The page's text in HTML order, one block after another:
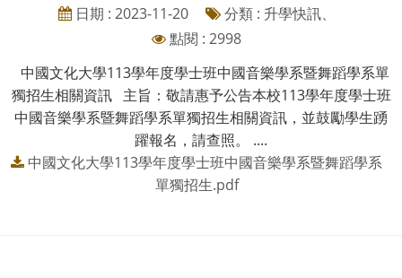
日期 : 2023-11-20
分類 : 升學快訊、
點閱 : 2998
中國文化大學113學年度學士班中國音樂學系暨舞蹈學系單
獨招生相關資訊 主旨：敬請惠予公告本校113學年度學士班
中國音樂學系暨舞蹈學系單獨招生相關資訊，並鼓勵學生踴
躍報名，請查照。 ....
中國文化大學113學年度學士班中國音樂學系暨舞蹈學系
單獨招生.pdf